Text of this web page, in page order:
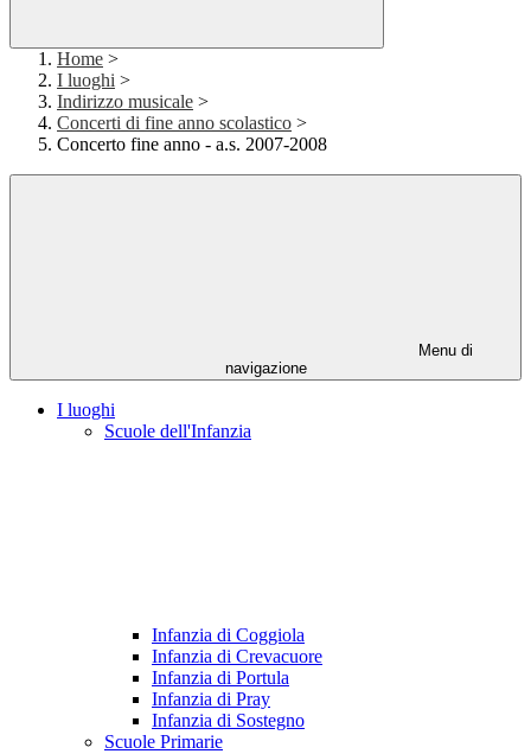
Home >
I luoghi >
Indirizzo musicale >
Concerti di fine anno scolastico >
Concerto fine anno - a.s. 2007-2008
Menu di
navigazione
I luoghi
Scuole dell'Infanzia
Infanzia di Coggiola
Infanzia di Crevacuore
Infanzia di Portula
Infanzia di Pray
Infanzia di Sostegno
Scuole Primarie